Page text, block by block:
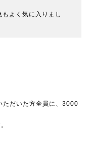
よく気に入りまし
ただいた方全員に、3000